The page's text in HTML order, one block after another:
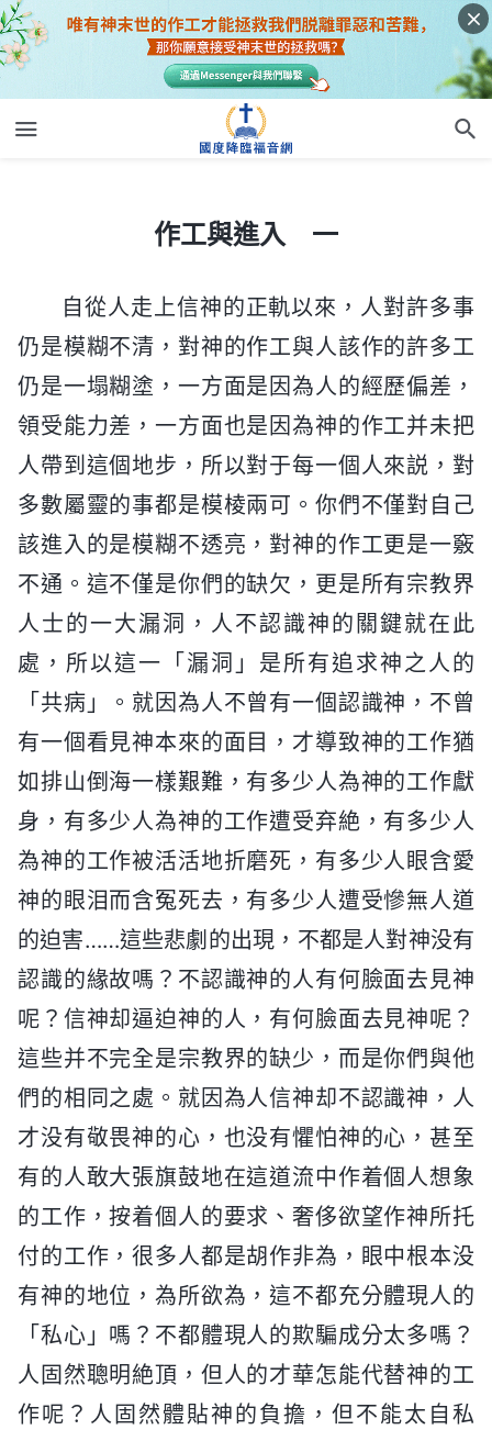
作工與進入 一
自從人走上信神的正軌以來，人對許多事
仍是模糊不清，對神的作工與人該作的許多工
仍是一塌糊塗，一方面是因為人的經歷偏差，
領受能力差，一方面也是因為神的作工并未把
人帶到這個地步，所以對于每一個人來説，對
多數屬靈的事都是模棱兩可。你們不僅對自己
該進入的是模糊不透亮，對神的作工更是一竅
不通。這不僅是你們的缺欠，更是所有宗教界
人士的一大漏洞，人不認識神的關鍵就在此
處，所以這一「漏洞」是所有追求神之人的
「共病」。就因為人不曾有一個認識神，不曾
有一個看見神本來的面目，才導致神的工作猶
如排山倒海一樣艱難，有多少人為神的工作獻
身，有多少人為神的工作遭受弃絶，有多少人
為神的工作被活活地折磨死，有多少人眼含愛
神的眼泪而含冤死去，有多少人遭受慘無人道
的迫害……這些悲劇的出現，不都是人對神没有
認識的緣故嗎？不認識神的人有何臉面去見神
呢？信神却逼迫神的人，有何臉面去見神呢？
這些并不完全是宗教界的缺少，而是你們與他
們的相同之處。就因為人信神却不認識神，人
才没有敬畏神的心，也没有懼怕神的心，甚至
有的人敢大張旗鼓地在這道流中作着個人想象
的工作，按着個人的要求、奢侈欲望作神所托
付的工作，很多人都是胡作非為，眼中根本没
有神的地位，為所欲為，這不都充分體現人的
「私心」嗎？不都體現人的欺騙成分太多嗎？
人固然聰明絶頂，但人的才華怎能代替神的工
作呢？人固然體貼神的負擔，但不能太自私